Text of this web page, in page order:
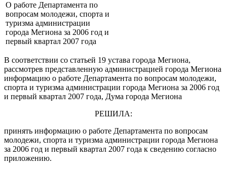
О работе Департамента по
вопросам молодежи, спорта и
туризма администрации
города Мегиона за 2006 год и
первый квартал 2007 года
В соответствии со статьей 19 устава города Мегиона,
рассмотрев представленную администрацией города Мегиона
информацию о работе Департамента по вопросам молодежи,
спорта и туризма администрации города Мегиона за 2006 год
и первый квартал 2007 года, Дума города Мегиона
РЕШИЛА:
принять информацию о работе Департамента по вопросам
молодежи, спорта и туризма администрации города Мегиона
за 2006 год и первый квартал 2007 года к сведению согласно
приложению.